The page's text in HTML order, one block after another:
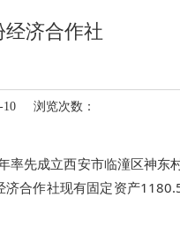
济合作社
10 浏览次数：
先成立西安市临潼区神东
合作社现有固定资产